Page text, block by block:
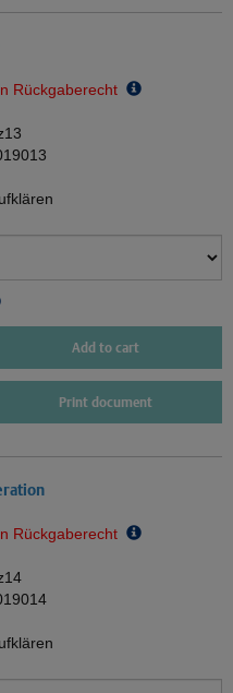
Rückgaberecht
Add to cart
Print document
Rückgaberecht